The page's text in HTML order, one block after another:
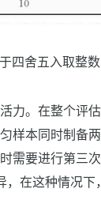
四舍五入取整
力。在整个评
样本同时制备
需要进行第三
在这种情况